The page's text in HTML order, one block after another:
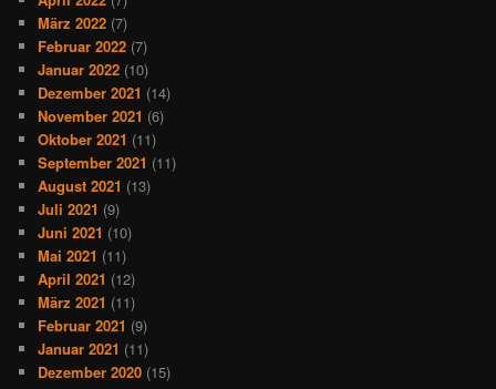
März 2022 (7)
Februar 2022 (7)
Januar 2022 (10)
Dezember 2021 (14)
November 2021 (6)
Oktober 2021 (11)
September 2021 (11)
August 2021 (13)
Juli 2021 (9)
Juni 2021 (10)
Mai 2021 (11)
April 2021 (12)
März 2021 (11)
Februar 2021 (9)
Januar 2021 (11)
Dezember 2020 (15)